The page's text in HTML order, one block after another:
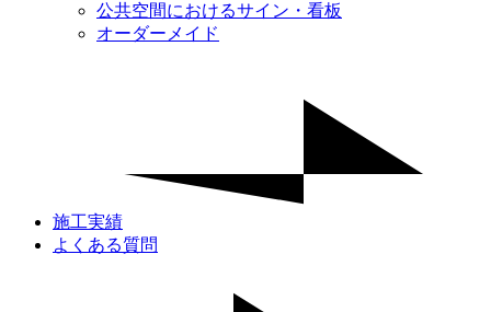
公共空間におけるサイン・看板
オーダーメイド
施工実績
よくある質問